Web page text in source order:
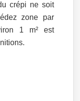
crépi ne soit
zone par
1 m² est